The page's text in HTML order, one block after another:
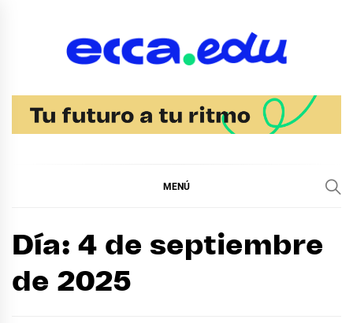
Ecca
MENÚ
Día: 4 de septiembre
de 2025